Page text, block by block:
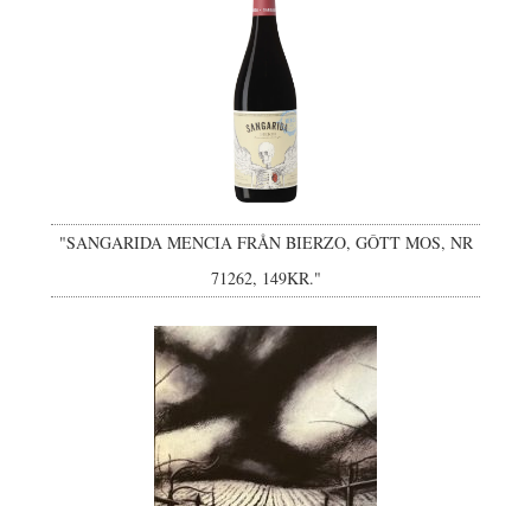
"SANGARIDA MENCIA FRÅN BIERZO, GÔTT MOS, NR
71262, 149KR."